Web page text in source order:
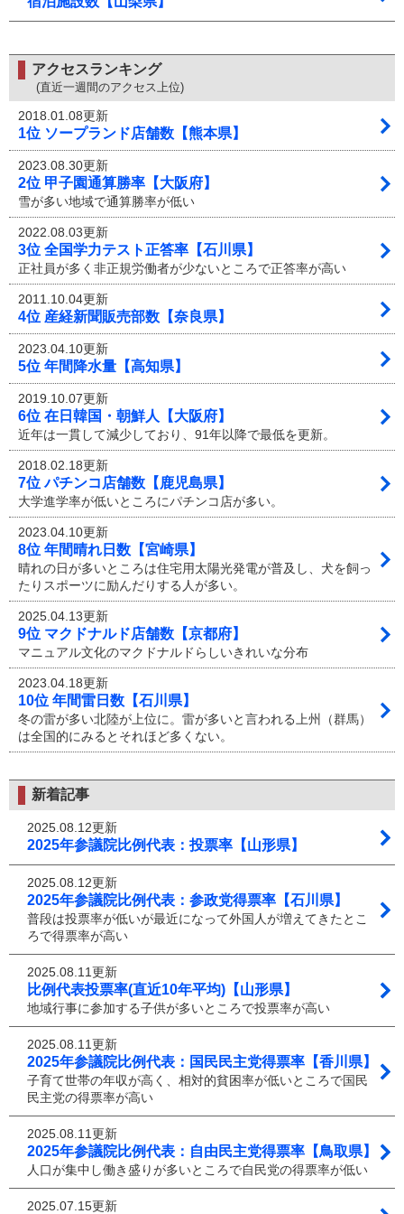
アクセスランキング
(直近一週間のアクセス上位)
2018.01.08更新
1位 ソープランド店舗数【熊本県】
2023.08.30更新
2位 甲子園通算勝率【大阪府】
雪が多い地域で通算勝率が低い
2022.08.03更新
3位 全国学力テスト正答率【石川県】
正社員が多く非正規労働者が少ないところで正答率が高い
2011.10.04更新
4位 産経新聞販売部数【奈良県】
2023.04.10更新
5位 年間降水量【高知県】
2019.10.07更新
6位 在日韓国・朝鮮人【大阪府】
近年は一貫して減少しており、91年以降で最低を更新。
2018.02.18更新
7位 パチンコ店舗数【鹿児島県】
大学進学率が低いところにパチンコ店が多い。
2023.04.10更新
8位 年間晴れ日数【宮崎県】
晴れの日が多いところは住宅用太陽光発電が普及し、犬を飼っ
たりスポーツに励んだりする人が多い。
2025.04.13更新
9位 マクドナルド店舗数【京都府】
マニュアル文化のマクドナルドらしいきれいな分布
2023.04.18更新
10位 年間雷日数【石川県】
冬の雷が多い北陸が上位に。雷が多いと言われる上州（群馬）
は全国的にみるとそれほど多くない。
新着記事
2025.08.12更新
2025年参議院比例代表：投票率【山形県】
2025.08.12更新
2025年参議院比例代表：参政党得票率【石川県】
普段は投票率が低いが最近になって外国人が増えてきたとこ
ろで得票率が高い
2025.08.11更新
比例代表投票率(直近10年平均)【山形県】
地域行事に参加する子供が多いところで投票率が高い
2025.08.11更新
2025年参議院比例代表：国民民主党得票率【香川県】
子育て世帯の年収が高く、相対的貧困率が低いところで国民
民主党の得票率が高い
2025.08.11更新
2025年参議院比例代表：自由民主党得票率【鳥取県】
人口が集中し働き盛りが多いところで自民党の得票率が低い
2025.07.15更新